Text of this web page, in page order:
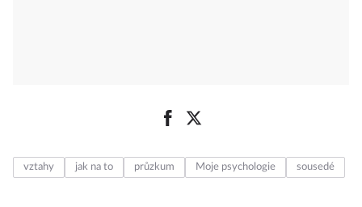
vztahy jak na to průzkum Moje psychologie sousedé